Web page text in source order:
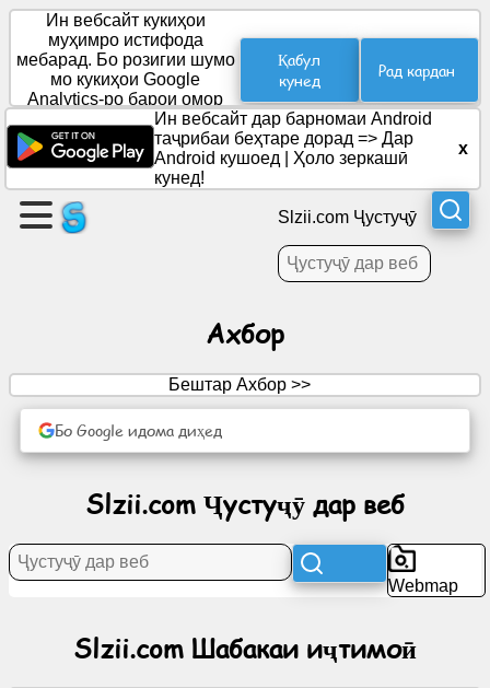
Саҳифа
эҷод
кунед
Эҷоди
гурӯҳ
Вақтхушӣ
Шабакаи
Ахбор
Ин вебсайт кукиҳои
муҳимро истифода
мебарад. Бо розигии шумо
мо кукиҳои Google
Analytics-ро барои омор
ҷойгир мекунем.
Қабул
кунед
Рад кардан
Ин вебсайт дар барномаи Android
таҷрибаи беҳтаре дорад => Дар
Android кушоед
Ҳоло зеркашӣ
кунед!
x
Slzii.com Ҷустуҷӯ
Ахбор
Бештар Ахбор >>
Бо Google идома диҳед
Slzii.com Ҷустуҷӯ дар веб
Webmap
Slzii.com Шабакаи иҷтимоӣ